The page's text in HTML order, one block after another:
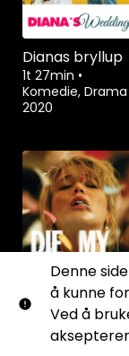
Denne
å kunne
Ved å
Dianas bryllup
1t 27min •
Komedie, Drama
2020
Die My Love